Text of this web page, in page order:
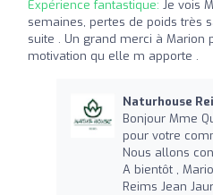
Expérience fantastique: Je vois
semaines, pertes de poids très
suite . Un grand merci à Marion
motivation qu elle m apporte .
Naturhouse
Bonjour Mme
pour votre
Nous allons
A bientôt ,
Reims Jean